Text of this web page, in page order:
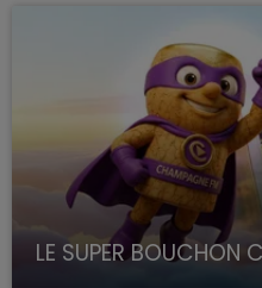
LE SUPER BOUCHON